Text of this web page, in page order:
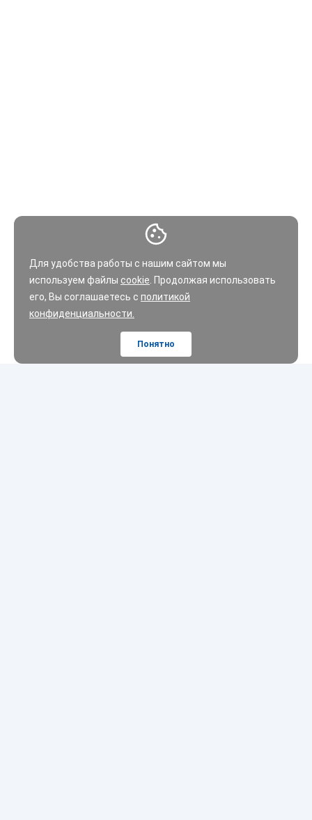
Для удобства работы с нашим сайтом мы
используем файлы cookie . Продолжая использовать
его, Вы соглашаетесь с политикой
конфиденциальности.
Понятно